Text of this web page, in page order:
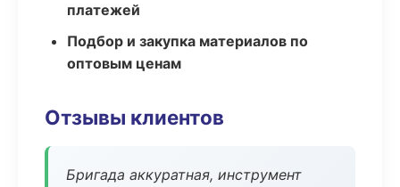
платежей
Подбор и закупка материалов по
оптовым ценам
Отзывы клиентов
Бригада аккуратная, инструмент